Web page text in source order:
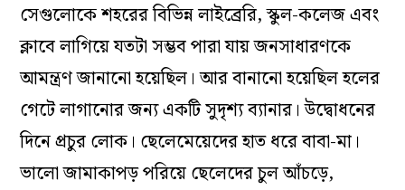
সেগুলোকে শহরের বিভিন্ন লাইব্রেরি, স্কুল-কলেজ এবং
ক্লাবে লাগিয়ে যতটা সম্ভব পারা যায় জনসাধারণকে
আমন্ত্রণ জানানো হয়েছিল। আর বানানো হয়েছিল হলের
গেটে লাগানোর জন্য একটি সুদৃশ্য ব্যানার। উদ্বোধনের
দিনে প্রচুর লোক। ছেলেমেয়েদের হাত ধরে বাবা-মা।
ভালো জামাকাপড় পরিয়ে ছেলেদের চুল আঁচড়ে,